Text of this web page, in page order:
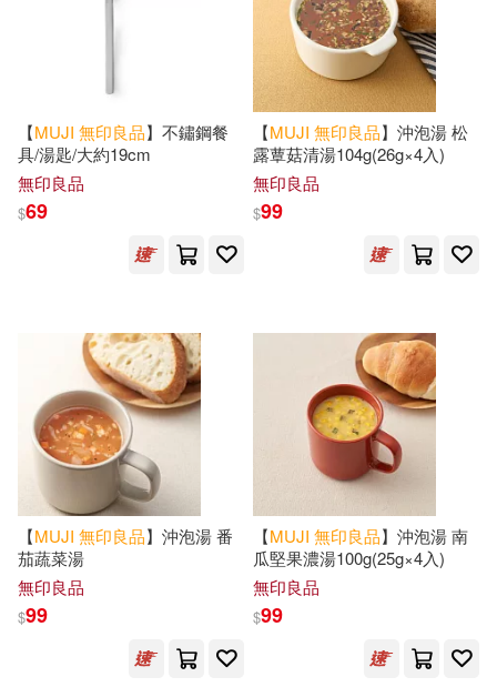
【MUJI 無印良品】不鏽鋼餐
具/湯匙/大約19cm
無印良品
$69
【MUJI 無印良品】沖泡湯 松
露蕈菇清湯104g(26g×4入)
無印良品
$99
【MUJI 無印良品】沖泡湯 番
茄蔬菜湯
無印良品
$99
【MUJI 無印良品】沖泡湯 南
瓜堅果濃湯100g(25g×4入)
無印良品
$99